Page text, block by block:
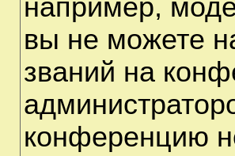
например,
вы не можете
званий на
конференцию